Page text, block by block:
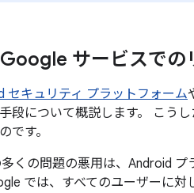
サービスでの
セキュリティ プラットフォーム
段について概説します。 こう
です。
くの問題の悪用は、Android
では、すべてのユーザーに